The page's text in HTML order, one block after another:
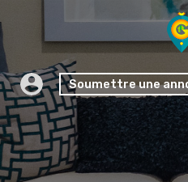
Soumettre une